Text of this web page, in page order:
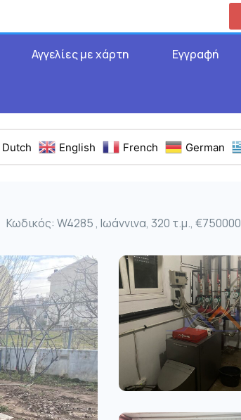
Αγγελίες με χάρτη Εγγραφή
Dutch English French German
Κωδικός: W4285 , Ιωάννινα, 320 τ.μ., €750000